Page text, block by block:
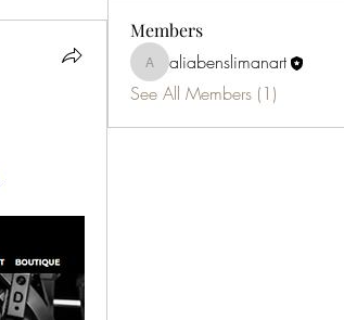
Members
aliabenslimanart
aliabenslimanart
See All Members (1)